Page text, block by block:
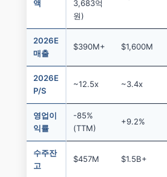
액
3,683억
원)
2026E
매출
$390M+ $1,600M
2026E
P/S
~12.5x ~3.4x
영업이
익률
-85%
(TTM)
+9.2%
수주잔
고
$457M $1.5B+